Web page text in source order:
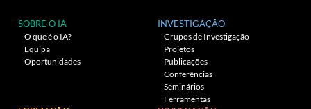
SOBRE O IA
O que é o IA?
Equipa
Oportunidades
INVESTIGAÇÃO
Grupos de Investigação
Projetos
Publicações
Conferências
Seminários
Ferramentas